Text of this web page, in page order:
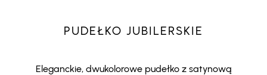
PUDEŁKO JUBILERSKIE
Eleganckie, dwukolorowe pudełko z satynową